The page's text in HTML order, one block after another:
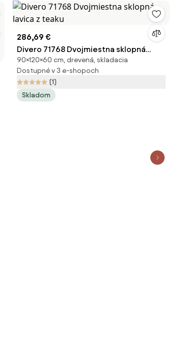
286,69 €
Divero 71768 Dvojmiestna sklopná
lavica z teaku
90×120×60 cm, drevená, skladacia
Dostupné v 3 e-shopoch
(1)
Skladom